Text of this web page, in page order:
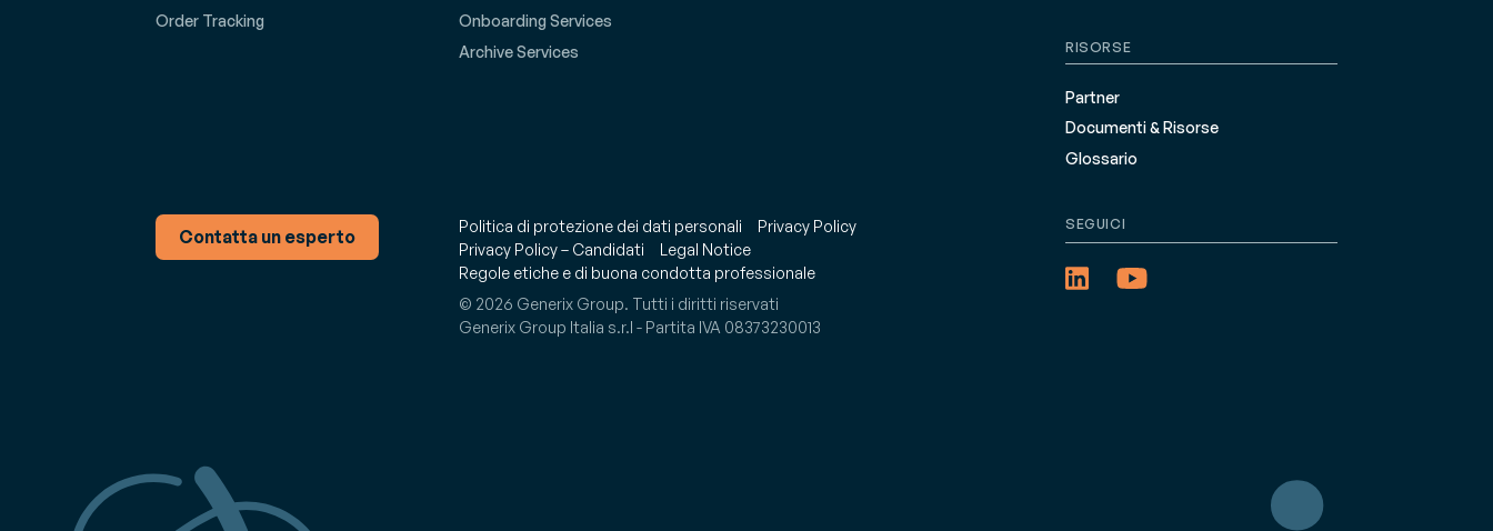
Order Tracking
Onboarding Services
Archive Services
RISORSE
Partner
Documenti & Risorse
Glossario
Contatta un esperto Politica di protezione dei dati personali
Privacy Policy
Privacy Policy – Candidati
Legal Notice
Regole etiche e di buona condotta professionale
© 2026 Generix Group. Tutti i diritti riservati
Generix Group Italia s.r.l - Partita IVA 08373230013
SEGUICI